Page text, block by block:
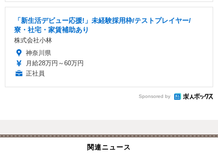
「新生活デビュー応援!」未経験採用枠/テストプレイヤー/
寮・社宅・家賃補助あり
株式会社小林
神奈川県
月給28万円～60万円
正社員
Sponsored by
関連ニュース